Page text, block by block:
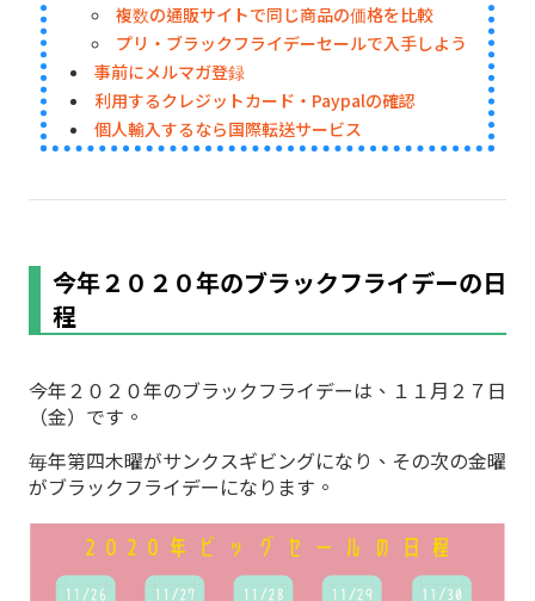
複数の通販サイトで同じ商品の価格を比較
プリ・ブラックフライデーセールで入手しよう
事前にメルマガ登録
利用するクレジットカード・Paypalの確認
個人輸入するなら国際転送サービス
今年２０２０年のブラックフライデーの日
程
今年２０２０年のブラックフライデーは、１１月２７日
（金）です。
毎年第四木曜がサンクスギビングになり、その次の金曜
がブラックフライデーになります。